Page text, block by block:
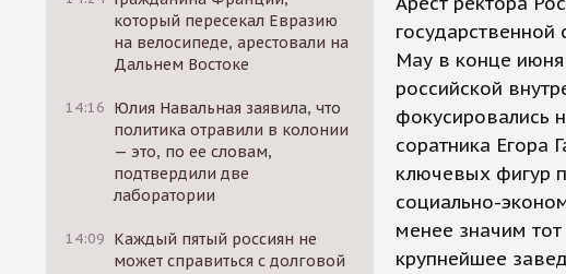
который пересекал Евразию
на велосипеде, арестовали на
Дальнем Востоке
14:16 Юлия Навальная заявила, что
политика отравили в колонии
— это, по ее словам,
подтвердили две
лаборатории
14:09 Каждый пятый россиян не
может справиться с долговой
Мау в конце
российской
фокусировались
соратника Егора
ключевых фигур
социально-
менее значим
крупнейшее